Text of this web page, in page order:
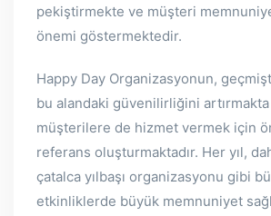
pekiştirmekte ve müşteri
önemi göstermektedir.
Happy Day Organizasyonun,
bu alandaki güvenilirliğini
müşterilere de hizmet vermek için
referans oluşturmaktadır. Her yıl,
çatalca yılbaşı organizasyonu gibi
etkinliklerde büyük memnuniyet